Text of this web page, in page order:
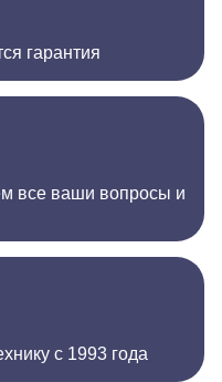
гарантия
все ваши вопросы и
с 1993 года